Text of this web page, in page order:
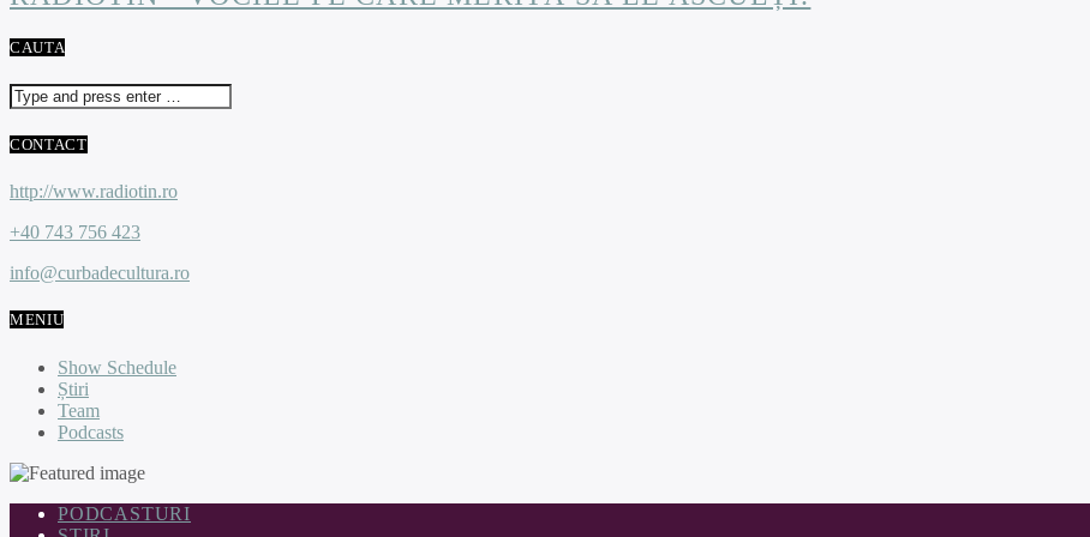
CAUTA
CONTACT
http://www.radiotin.ro
+40 743 756 423
info@curbadecultura.ro
MENIU
Show Schedule
Știri
Team
Podcasts
PODCASTURI